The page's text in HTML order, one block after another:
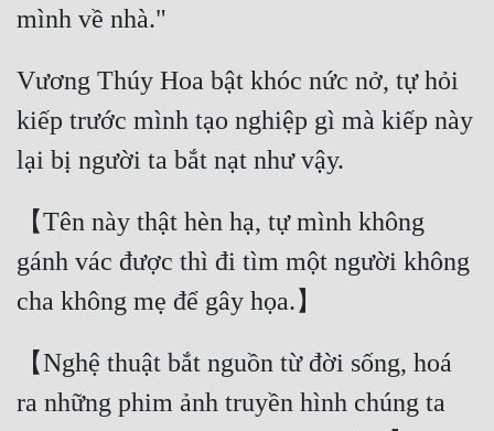
Vương Thúy Hoa bật khóc nức nở, tự hỏi
kiếp trước mình tạo nghiệp gì mà kiếp này
【Tên này thật hèn hạ, tự mình không
gánh vác được thì đi tìm một người không
【Nghệ thuật bắt nguồn từ đời sống, hoá
ra những phim ảnh truyền hình chúng ta